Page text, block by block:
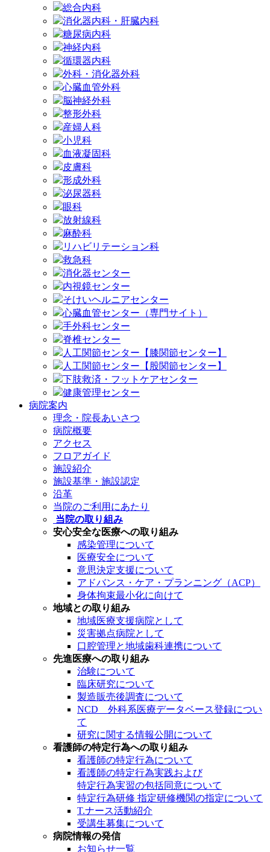
総合内科
消化器内科・肝臓内科
糖尿病内科
神経内科
循環器内科
外科・消化器外科
心臓血管外科
脳神経外科
整形外科
産婦人科
小児科
血液凝固科
皮膚科
形成外科
泌尿器科
眼科
放射線科
麻酔科
リハビリテーション科
救急科
消化器センター
内視鏡センター
そけいヘルニアセンター
心臓血管センター（専門サイト）
手外科センター
脊椎センター
人工関節センター【膝関節センター】
人工関節センター【股関節センター】
下肢救済・フットケアセンター
健康管理センター
病院案内
理念・院長あいさつ
病院概要
アクセス
フロアガイド
施設紹介
施設基準・施設認定
沿革
当院のご利用にあたり
当院の取り組み
安心安全な医療への取り組み
感染管理について
医療安全について
意思決定支援について
アドバンス・ケア・プランニング（ACP）
身体拘束最小化に向けて
地域との取り組み
地域医療支援病院として
災害拠点病院として
口腔管理と地域歯科連携について
先進医療への取り組み
治験について
臨床研究について
製造販売後調査について
NCD 外科系医療データベース登録につい
て
研究に関する情報公開について
看護師の特定行為への取り組み
看護師の特定行為について
看護師の特定行為実践および
特定行為実習の包括同意について
特定行為研修 指定研修機関の指定について
T.ナース活動紹介
受講生募集について
病院情報の発信
お知らせ一覧